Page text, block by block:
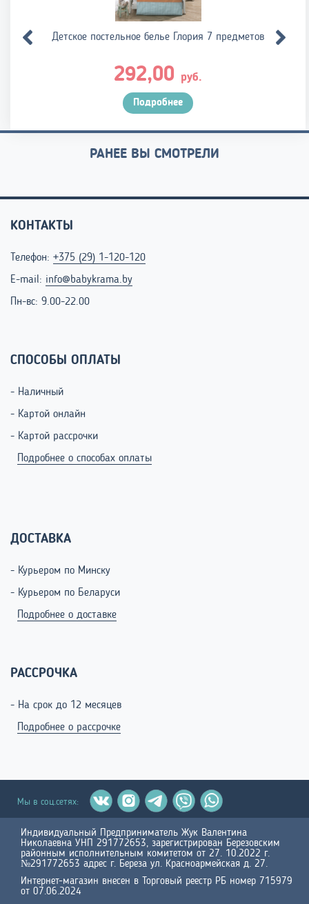
Детское постельное белье Глория 7 предметов
292,00 руб.
Подробнее
РАНЕЕ ВЫ СМОТРЕЛИ
КОНТАКТЫ
Телефон: +375 (29) 1-120-120
E-mail: info@babykrama.by
Пн-вс: 9.00-22.00
СПОСОБЫ ОПЛАТЫ
- Наличный
- Картой онлайн
- Картой рассрочки
Подробнее о способах оплаты
ДОСТАВКА
- Курьером по Минску
- Курьером по Беларуси
Подробнее о доставке
РАССРОЧКА
- На срок до 12 месяцев
Подробнее о рассрочке
Мы в соц.сетях:
Индивидуальный Предприниматель Жук Валентина
Николаевна УНП 291772653, зарегистрирован Березовским
районным исполнительным комитетом от 27. 10.2022 г.
№291772653 адрес г. Береза ул. Красноармейская д. 27.
Интернет-магазин внесен в Торговый реестр РБ номер 715979
от 07.06.2024